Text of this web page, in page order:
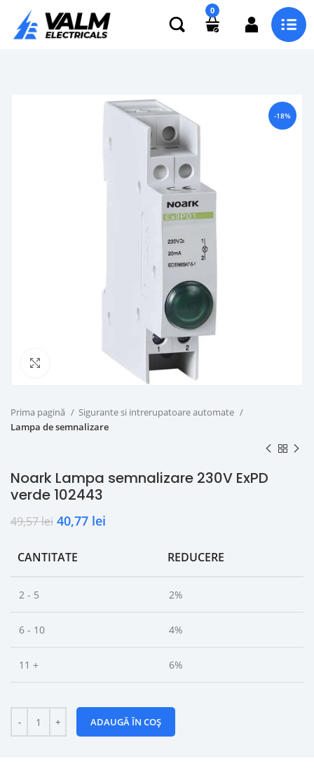
0
-18%
Click to enlarge
Prima pagină
Sigurante si intrerupatoare automate
Lampa de semnalizare
Noark Lampa semnalizare 230V ExPD
verde 102443
49,57lei 40,77 lei
CANTITATE REDUCERE
2 - 5 2%
6 - 10 4%
11 + 6%
ADAUGĂ ÎN COȘ